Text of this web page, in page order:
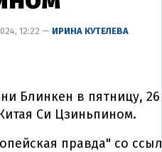
12:22 — ИРИНА КУТЕЛЕВА
Блинкен в пятницу,
Си Цзиньпином.
правда" со